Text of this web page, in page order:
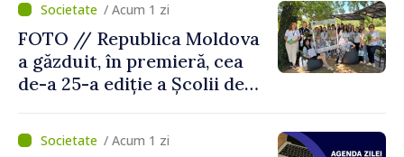
/ Acum 1 zi
FOTO // Republica Moldova
a găzduit, în premieră, cea
de-a 25-a ediție a Școlii de
/ Acum 1 zi